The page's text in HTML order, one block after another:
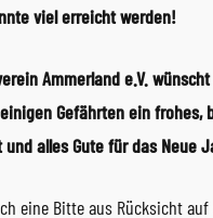
viel erreicht werden!
Ammerland e.V.
Gefährten ein frohes,
alles Gute für das Neue
eine Bitte aus Rücksicht auf